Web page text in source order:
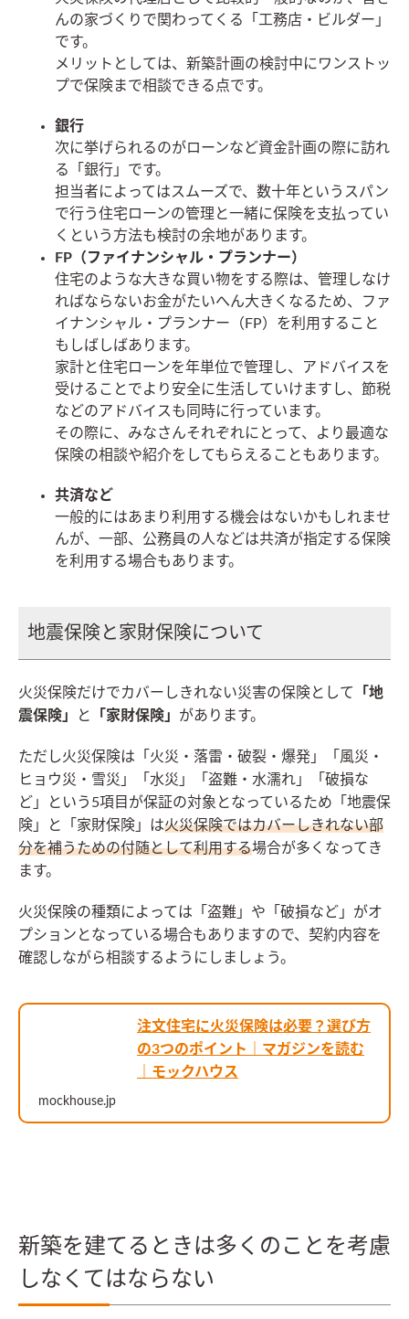
んの家づくりで関わってくる「工務店・ビルダー」
です。
メリットとしては、新築計画の検討中にワンストッ
プで保険まで相談できる点です。
銀行
次に挙げられるのがローンなど資金計画の際に訪れ
る「銀行」です。
担当者によってはスムーズで、数十年というスパン
で行う住宅ローンの管理と一緒に保険を支払ってい
くという方法も検討の余地があります。
FP（ファイナンシャル・プランナー）
住宅のような大きな買い物をする際は、管理しなけ
ればならないお金がたいへん大きくなるため、ファ
イナンシャル・プランナー（FP）を利用すること
もしばしばあります。
家計と住宅ローンを年単位で管理し、アドバイスを
受けることでより安全に生活していけますし、節税
などのアドバイスも同時に行っています。
その際に、みなさんそれぞれにとって、より最適な
保険の相談や紹介をしてもらえることもあります。
共済など
一般的にはあまり利用する機会はないかもしれませ
んが、一部、公務員の人などは共済が指定する保険
を利用する場合もあります。
地震保険と家財保険について
火災保険だけでカバーしきれない災害の保険として
「地
震保険」
と 「家財保険」 があります。
ただし火災保険は「火災・落雷・破裂・爆発」「風災・
ヒョウ災・雪災」「水災」「盗難・水濡れ」「破損な
ど」という5項目が保証の対象となっているため「地震保
険」と「家財保険」は火災保険ではカバーしきれない部
分を補うための付随として利用する場合が多くなってき
ます。
火災保険の種類によっては「盗難」や「破損など」がオ
プションとなっている場合もありますので、契約内容を
確認しながら相談するようにしましょう。
注文住宅に火災保険は必要？選び方
の3つのポイント｜マガジンを読む
｜モックハウス
mockhouse.jp
新築を建てるときは多くのことを考慮
しなくてはならない